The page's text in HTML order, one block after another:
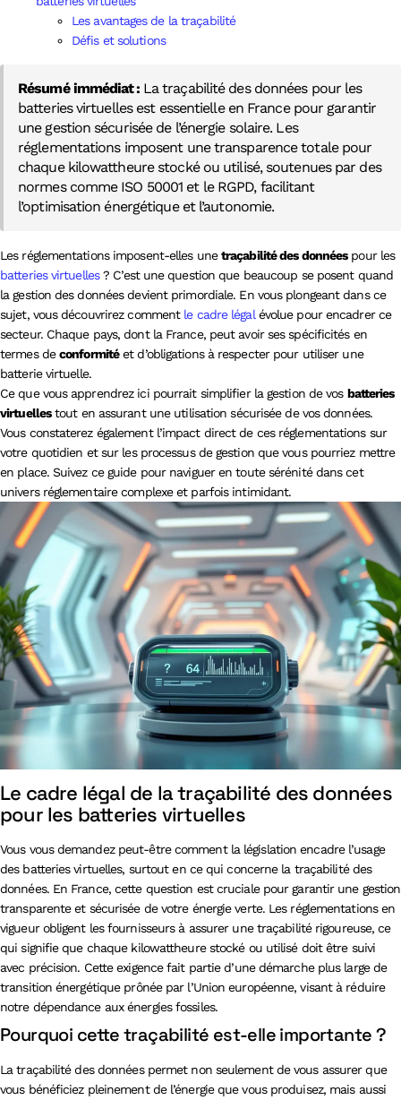
Les avantages de la traçabilité
Défis et solutions
Résumé immédiat : La traçabilité des données pour les
batteries virtuelles est essentielle en France pour garantir
une gestion sécurisée de l’énergie solaire. Les
réglementations imposent une transparence totale pour
chaque kilowattheure stocké ou utilisé, soutenues par des
normes comme ISO 50001 et le RGPD, facilitant
l’optimisation énergétique et l’autonomie.
Les réglementations imposent-elles unetraçabilité des donnéespour les
batteries virtuelles? C’est une question que beaucoup se posent quand
la gestion des données devient primordiale. En vous plongeant dans ce
sujet, vous découvrirez comment le cadre légalévolue pour encadrer ce
secteur. Chaque pays, dont la France, peut avoir ses spécificités en
termes deconformitéet d’obligations à respecter pour utiliser une
batterie virtuelle.
Ce que vous apprendrez ici pourrait simplifier la gestion de vos batteries
virtuellestout en assurant une utilisation sécurisée de vos données.
Vous constaterez également l’impact direct de ces réglementations sur
votre quotidien et sur les processus de gestion que vous pourriez mettre
en place. Suivez ce guide pour naviguer en toute sérénité dans cet
univers réglementaire complexe et parfois intimidant.
Le cadre légal de la traçabilité des données
pour les batteries virtuelles
Vous vous demandez peut-être comment la législation encadre l’usage
des batteries virtuelles, surtout en ce qui concerne la traçabilité des
données. En France, cette question est cruciale pour garantir une gestion
transparente et sécurisée de votre énergie verte. Les réglementations en
vigueur obligent les fournisseurs à assurer une traçabilité rigoureuse, ce
qui signifie que chaque kilowattheure stocké ou utilisé doit être suivi
avec précision. Cette exigence fait partie d’une démarche plus large de
transition énergétique prônée par l’Union européenne, visant à réduire
notre dépendance aux énergies fossiles.
Pourquoi cette traçabilité est-elle importante ?
La traçabilité des données permet non seulement de vous assurer que
vous bénéficiez pleinement de l’énergie que vous produisez, mais aussi